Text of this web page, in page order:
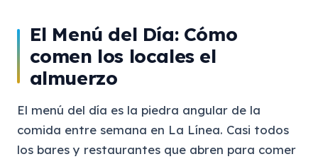
El Menú del Día: Cómo
comen los locales el
almuerzo
El menú del día es la piedra angular de la
comida entre semana en La Línea. Casi todos
los bares y restaurantes que abren para comer